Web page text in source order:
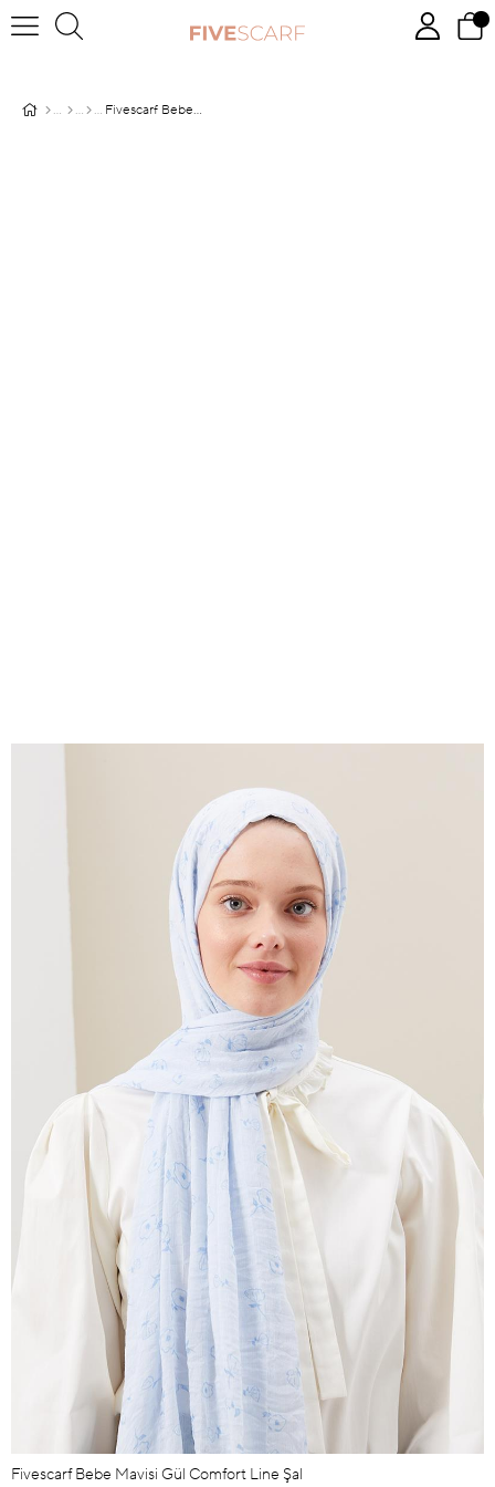
Fivescarf Bebe Mavisi Gül Comfort Line Şal
Fivescarf Bebe Mavisi Gül Comfort Line Şal